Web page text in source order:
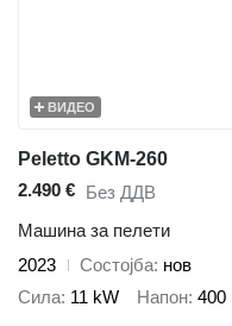
ВИДЕО
Peletto GKM-260
2.490 € Без ДДВ
Машина за пелети
2023
Состојба нов
Сила 11 kW Напон 400